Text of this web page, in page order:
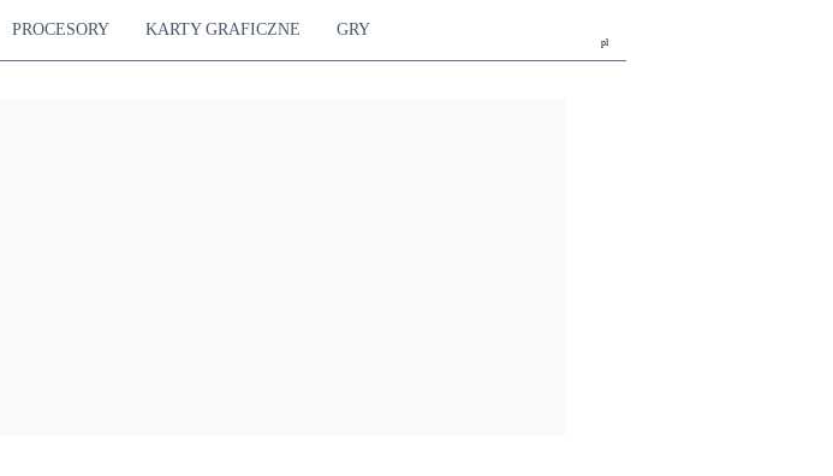
pl
PROCESORY KARTY GRAFICZNE GRY